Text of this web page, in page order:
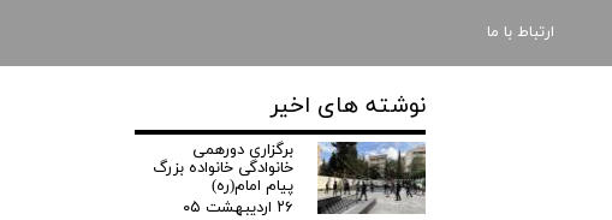
ارتباط با ما
نوشته های اخیر
برگزاری دورهمی
خانوادگی خانواده بزرگ
پیام امام(ره)
۲۶ اردیبهشت ۰۵